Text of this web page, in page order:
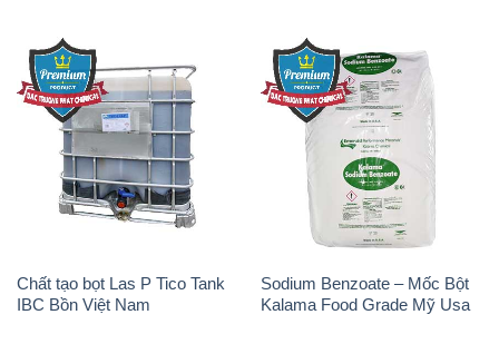
Chất tạo bọt Las P Tico Tank
IBC Bồn Việt Nam
Sodium Benzoate – Mốc Bột
Kalama Food Grade Mỹ Usa